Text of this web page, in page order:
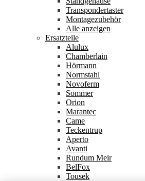
Transpondertaster
Montagezubehör
Alle anzeigen
Ersatzteile
Alulux
Chamberlain
Hörmann
Normstahl
Novoferm
Sommer
Orion
Marantec
Came
Teckentrup
Aperto
Avanti
Rundum Meir
BelFox
Tousek